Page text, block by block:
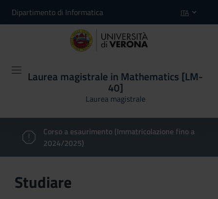
Dipartimento di Informatica ITA
Laurea magistrale in Mathematics [LM-
40]
Laurea magistrale
Corso a esaurimento (Immatricolazione fino a
2024/2025)
Studiare